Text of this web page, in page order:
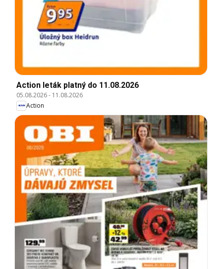
Action leták platný do 11.08.2026
05.08.2026- 11.08.2026
Action